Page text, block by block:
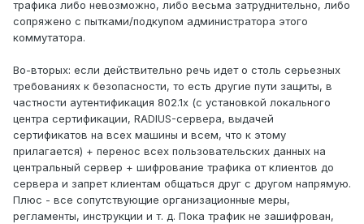
трафика либо невозможно, либо весьма затруднительно, либо
сопряжено с пытками/подкупом администратора этого
коммутатора.
Во-вторых: если действительно речь идет о столь серьезных
требованиях к безопасности, то есть другие пути защиты, в
частности аутентификация 802.1x (с установкой локального
центра сертификации, RADIUS-сервера, выдачей
сертификатов на всех машины и всем, что к этому
прилагается) + перенос всех пользовательских данных на
центральный сервер + шифрование трафика от клиентов до
сервера и запрет клиентам общаться друг с другом напрямую.
Плюс - все сопутствующие организационные меры,
регламенты, инструкции и т. д. Пока трафик не зашифрован,